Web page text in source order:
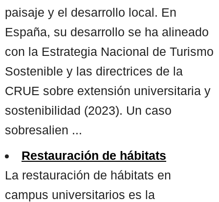
paisaje y el desarrollo local. En
España, su desarrollo se ha alineado
con la Estrategia Nacional de Turismo
Sostenible y las directrices de la
CRUE sobre extensión universitaria y
sostenibilidad (2023). Un caso
sobresalien ...
Restauración de hábitats
La restauración de hábitats en
campus universitarios es la